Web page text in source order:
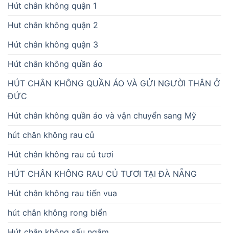
Hút chân không quận 1
Hut chân không quận 2
Hút chân không quận 3
Hút chân không quần áo
HÚT CHÂN KHÔNG QUẦN ÁO VÀ GỬI NGƯỜI THÂN Ở
ĐỨC
Hút chân không quần áo và vận chuyển sang Mỹ
hút chân không rau củ
Hút chân không rau củ tươi
HÚT CHÂN KHÔNG RAU CỦ TƯƠI TẠI ĐÀ NẴNG
Hút chân không rau tiến vua
hút chân không rong biển